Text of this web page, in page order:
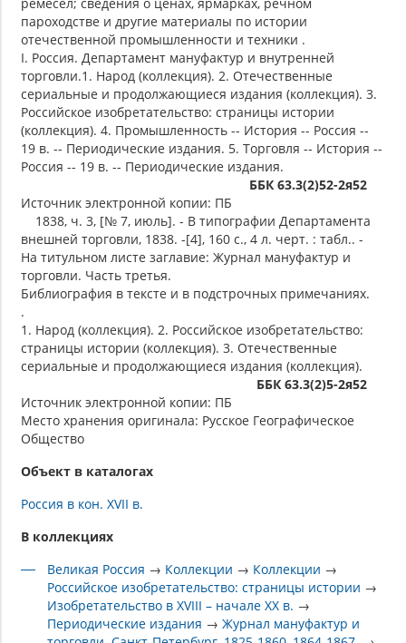
пароходстве и другие материалы по истории
отечественной промышленности и техники .
I. Россия. Департамент мануфактур и внутренней
торговли.1. Народ (коллекция). 2. Отечественные
сериальные и продолжающиеся издания (коллекция). 3.
Российское изобретательство: страницы истории
(коллекция). 4. Промышленность -- История -- Россия --
19 в. -- Периодические издания. 5. Торговля -- История --
Россия -- 19 в. -- Периодические издания.
ББК 63.3(2)52-2я52
Источник электронной копии: ПБ
1838, ч. 3, [№ 7, июль]. - В типографии Департамента
внешней торговли, 1838. -[4], 160 с., 4 л. черт. : табл.. -
На титульном листе заглавие: Журнал мануфактур и
торговли. Часть третья.
Библиография в тексте и в подстрочных примечаниях.
.
1. Народ (коллекция). 2. Российское изобретательство:
страницы истории (коллекция). 3. Отечественные
сериальные и продолжающиеся издания (коллекция).
ББК 63.3(2)5-2я52
Источник электронной копии: ПБ
Место хранения оригинала: Русское Географическое
Общество
Объект в каталогах
Россия в кон. XVII в.
В коллекциях
Великая Россия → Коллекции → Коллекции →
Российское изобретательство: страницы истории →
Изобретательство в XVIII – начале XX в. →
Периодические издания →Журнал мануфактур и